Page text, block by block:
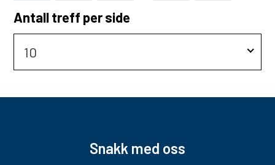
Antall treff per side
10
Snakk med oss